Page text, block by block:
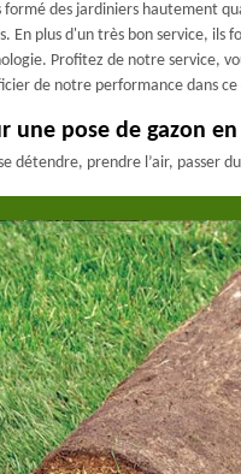
formé des jardiniers hautement
En plus d'un très bon service, ils
Profitez de notre service,
de notre performance dans
une pose de gazon
détendre, prendre l’air, passer